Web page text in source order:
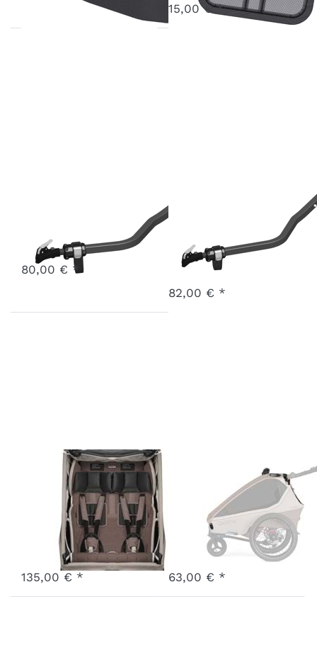
15,00 € *
X-BTB1B-25-BK-1B
3 - 7 Werktage
80,00 € *
Art.-Nr.
X-BTB2B-25-BK-1B
3 - 7 Werktage
82,00 € *
Sitzbank
Kidgoo 2
Barista Brown
X-SSK2-26-BB
3 - 7 Werktage
135,00 € *
Kidgoo 1 Pro
Barista Brown
F-TCKP1-26-BB
3 - 7 Werktage
63,00 € *